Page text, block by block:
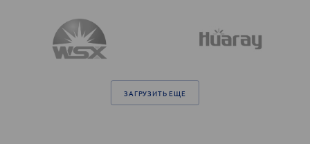
ЗАГРУЗИТЬ ЕЩЕ